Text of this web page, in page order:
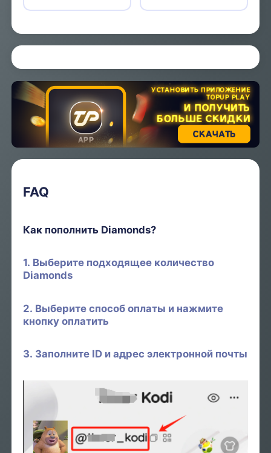
FAQ
Как пополнить Diamonds?
1. Выберите подходящее количество
Diamonds
2. Выберите способ оплаты и нажмите
кнопку оплатить
3. Заполните ID и адрес электронной почты